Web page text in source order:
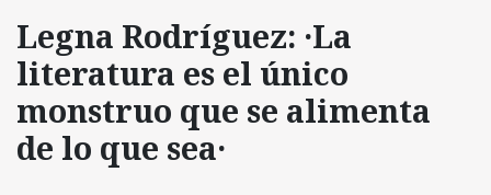
Legna Rodríguez: ·La
literatura es el único
monstruo que se alimenta
de lo que sea·